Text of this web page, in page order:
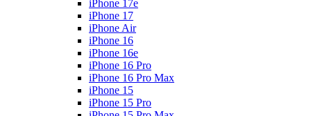
iPhone 17e
iPhone 17
iPhone Air
iPhone 16
iPhone 16e
iPhone 16 Pro
iPhone 16 Pro Max
iPhone 15
iPhone 15 Pro